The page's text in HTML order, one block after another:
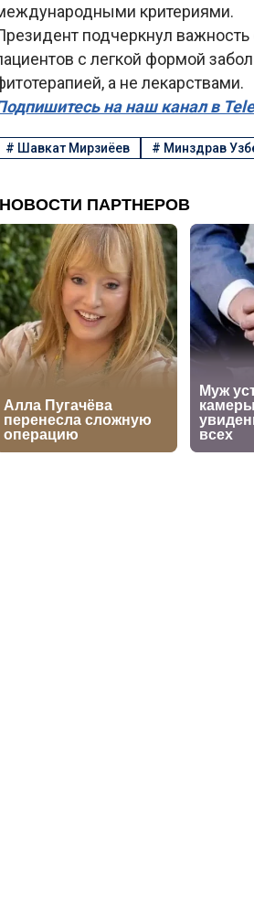
критериями.
подчеркнул
с легкой формой
а не лекарствами.
на наш канал в
# Шавкат Мирзиёев # Минздрав